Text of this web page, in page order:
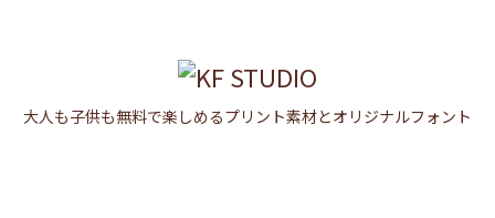
大人も子供も無料で楽しめるプリント素材とオリジナルフォントサイド